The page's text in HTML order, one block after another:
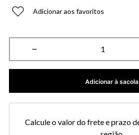
Adicionar aos favoritos
－
Adicionar à sacola
Calcule o valor do frete e prazo